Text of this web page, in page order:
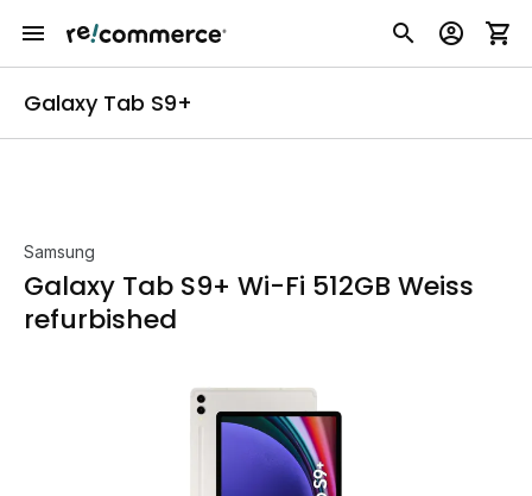
Galaxy Tab S9+
Samsung
Galaxy Tab S9+ Wi-Fi 512GB Weiss
refurbished